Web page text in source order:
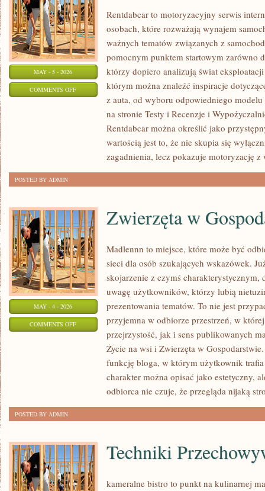
MAY - 5 - 2026
COMMENTS OFFON
Rentdabcar to motoryzacyjny serwis
osobach, które rozważają wynajem
ważnych tematów związanych z
pomocnym punktem startowym zarówno
którzy dopiero analizują świat
którym można znaleźć inspiracje
z auta, od wyboru odpowiedniego
na stronie Testy i Recenzje i
Rentdabcar można określić jako
wartością jest to, że nie skupia się
zagadnienia, lecz pokazuje motoryzację z
POSTED BY ADMIN
MAY - 4 - 2026
COMMENTS OFFON
ZWIERZĘTA
GOSPODARSTWIE
Zwierzęta w
Madlennn to miejsce, które może być
sieci dla osób szukających wskazówek.
skojarzenie z czymś charakterystycznym,
uwagę użytkowników, którzy lubią
prezentowania tematów. To nie jest
przyjemna w odbiorze przestrzeń, w
przejrzystość, jak i sens publikowanych
Życie na wsi i Zwierzęta w
funkcję bloga, w którym użytkownik trafia
charakter można opisać jako estetyczny,
odbiorca nie czuje, że przegląda nijaką
POSTED BY ADMIN
Techniki
kameralne bistro to punkt na kulinarnej